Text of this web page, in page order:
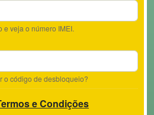
veja o número IMEI.
o código de desbloqueio?
e Condições